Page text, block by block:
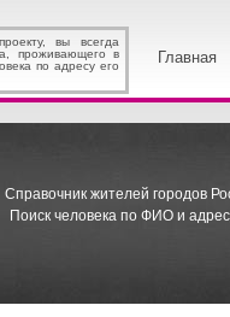
вы всегда
проживающего в
по адресу его
Главная
Справочник жителей городов
Поиск человека по ФИО и